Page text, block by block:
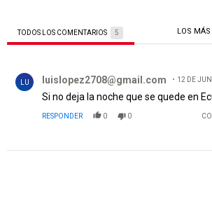
TODOS LOS COMENTARIOS 5 LOS MÁS
LU luislopez2708@gmail.com 12 DE
Si no deja la noche que se quede en
RESPONDER 0 0